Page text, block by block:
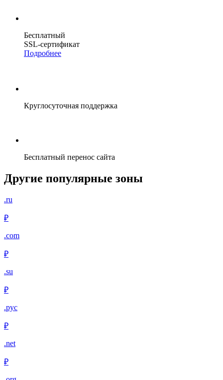
Бесплатный
SSL-сертификат
Подробнее
Круглосуточная поддержка
Бесплатный перенос сайта
Другие популярные зоны
.ru
₽
.com
₽
.su
₽
.рус
₽
.net
₽